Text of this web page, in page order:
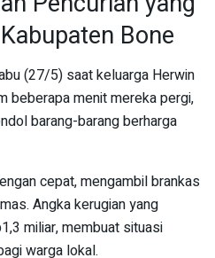
Bone
(27/5) saat keluarga Herwin
beberapa menit mereka pergi,
barang-barang berharga
cepat, mengambil brankas
Angka kerugian yang
miliar, membuat situasi
warga lokal.